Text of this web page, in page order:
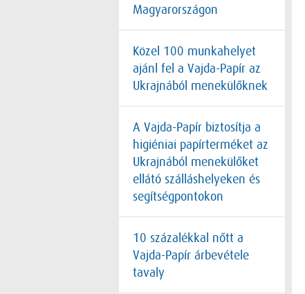
Magyarországon
Közel 100 munkahelyet
ajánl fel a Vajda-Papír az
Ukrajnából menekülőknek
A Vajda-Papír biztosítja a
higiéniai papírterméket az
Ukrajnából menekülőket
ellátó szálláshelyeken és
segítségpontokon
10 százalékkal nőtt a
Vajda-Papír árbevétele
tavaly